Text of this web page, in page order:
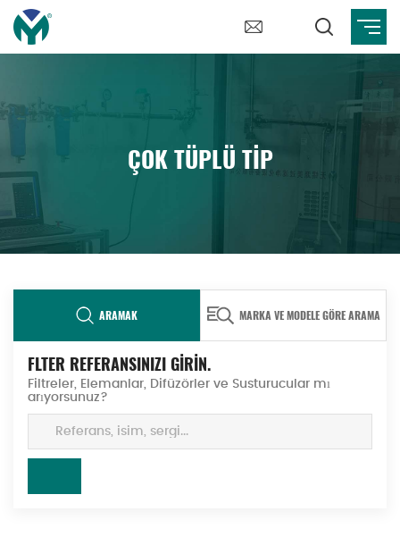
ÇOK TÜPLÜ TIP
ARAMAK MARKA VE MODELE GÖRE ARAMA
FLTER REFERANSINIZI GİRİN.
Filtreler, Elemanlar, Difüzörler ve Susturucular mı
arıyorsunuz?